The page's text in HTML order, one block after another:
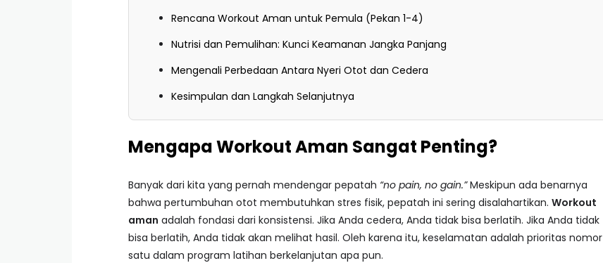
Rencana Workout Aman untuk Pemula (Pekan 1-4)
Nutrisi dan Pemulihan: Kunci Keamanan Jangka Panjang
Mengenali Perbedaan Antara Nyeri Otot dan Cedera
Kesimpulan dan Langkah Selanjutnya
Mengapa Workout Aman Sangat Penting?
Banyak dari kita yang pernah mendengar pepatah “no pain, no gain.”Meskipun ada benarnya
bahwa pertumbuhan otot membutuhkan stres fisik, pepatah ini sering disalahartikan. Workout
aman adalah fondasi dari konsistensi. Jika Anda cedera, Anda tidak bisa berlatih. Jika Anda tidak
bisa berlatih, Anda tidak akan melihat hasil. Oleh karena itu, keselamatan adalah prioritas nomor
satu dalam program latihan berkelanjutan apa pun.